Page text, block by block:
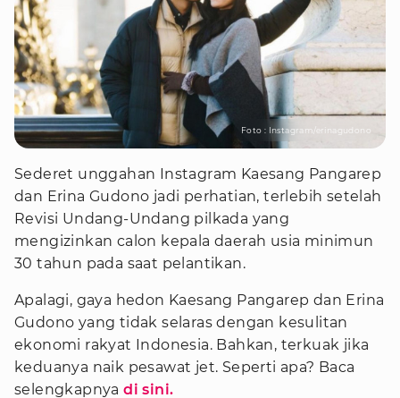
Foto : Instagram/erinagudono
Sederet unggahan Instagram Kaesang Pangarep
dan Erina Gudono jadi perhatian, terlebih setelah
Revisi Undang-Undang pilkada yang
mengizinkan calon kepala daerah usia minimun
30 tahun pada saat pelantikan.
Apalagi, gaya hedon Kaesang Pangarep dan Erina
Gudono yang tidak selaras dengan kesulitan
ekonomi rakyat Indonesia. Bahkan, terkuak jika
keduanya naik pesawat jet. Seperti apa? Baca
selengkapnya di sini.